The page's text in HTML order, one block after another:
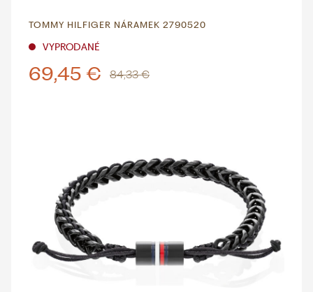
TOMMY HILFIGER NÁRAMEK 2790520
VYPRODANÉ
69,45 € 84,33 €